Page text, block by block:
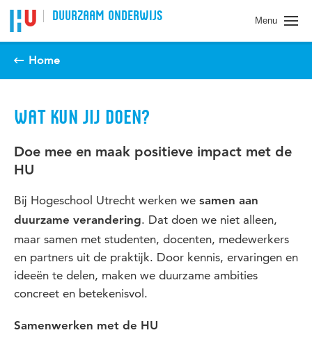
Spring naar pagina inhoud
DUURZAAM ONDERWIJS Menu
Home
WAT KUN JIJ DOEN?
Doe mee en maak positieve impact met de
HU
Bij Hogeschool Utrecht werken we samen aan
duurzame verandering. Dat doen we niet alleen,
maar samen met studenten, docenten, medewerkers
en partners uit de praktijk. Door kennis, ervaringen en
ideeën te delen, maken we duurzame ambities
concreet en betekenisvol.
Samenwerken met de HU